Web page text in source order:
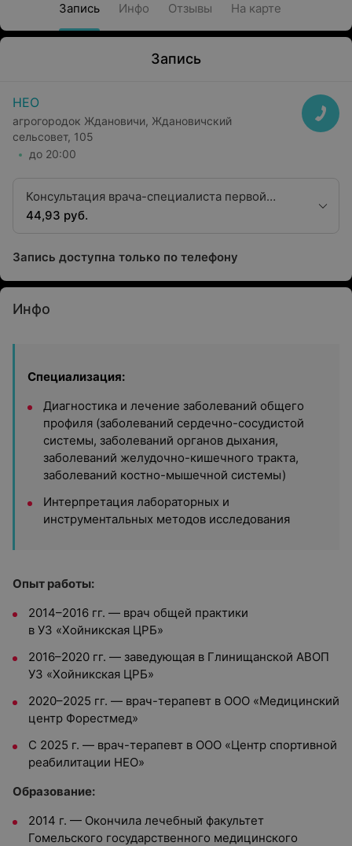
Запись Инфо Отзывы На карте
Запись
НЕО
агрогородок Ждановичи, Ждановичский
сельсовет, 105
до 20:00
Консультация врача-специалиста первой
квалификационной категории
44,93 руб.
Запись доступна только по телефону
Инфо
Специализация:
Диагностика и лечение заболеваний общего
профиля (заболеваний сердечно-сосудистой
системы, заболеваний органов дыхания,
заболеваний желудочно-кишечного тракта,
заболеваний костно-мышечной системы)
Интерпретация лабораторных и
инструментальных методов исследования
Опыт работы:
2014–2016 гг. — врач общей практики
в УЗ «Хойникская ЦРБ»
2016–2020 гг. — заведующая в Глинищанской АВОП
УЗ «Хойникская ЦРБ»
2020–2025 гг. — врач-терапевт в ООО «Медицинский
центр Форестмед»
С 2025 г. — врач-терапевт в ООО «Центр спортивной
реабилитации НЕО»
Образование:
2014 г. — Окончила лечебный факультет
Гомельского государственного медицинского